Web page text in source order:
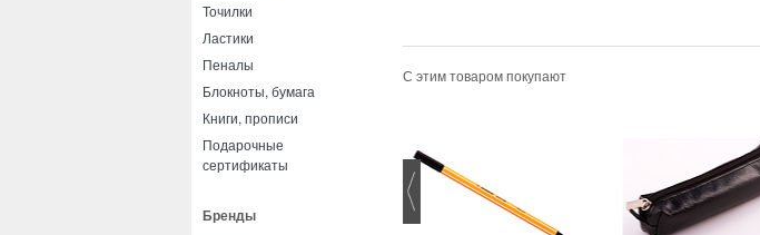
Точилки
Ластики
Пеналы
Блокноты, бумага
Книги, прописи
Подарочные
сертификаты
Бренды
С этим товаром покупают